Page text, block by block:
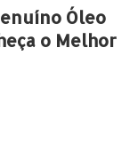
Óleo
o Melhor